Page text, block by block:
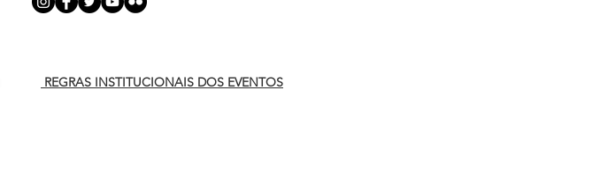
REGRAS INSTITUCIONAIS DOS EVENTOS